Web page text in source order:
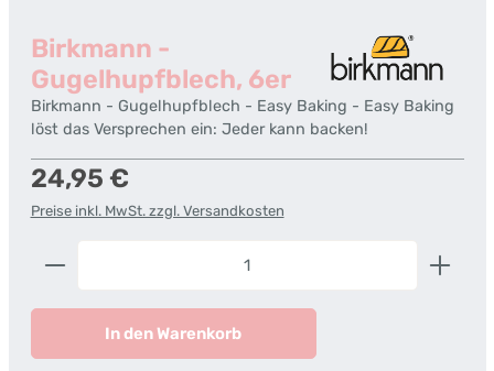
Birkmann -
Gugelhupfblech, 6er
Birkmann - Gugelhupfblech - Easy Baking - Easy Baking
löst das Versprechen ein: Jeder kann backen!
Regulärer Preis:
24,95 €
Preise inkl. MwSt. zzgl. Versandkosten
Produkt Anzahl: Gib den gewünschten Wert ein
In den Warenkorb